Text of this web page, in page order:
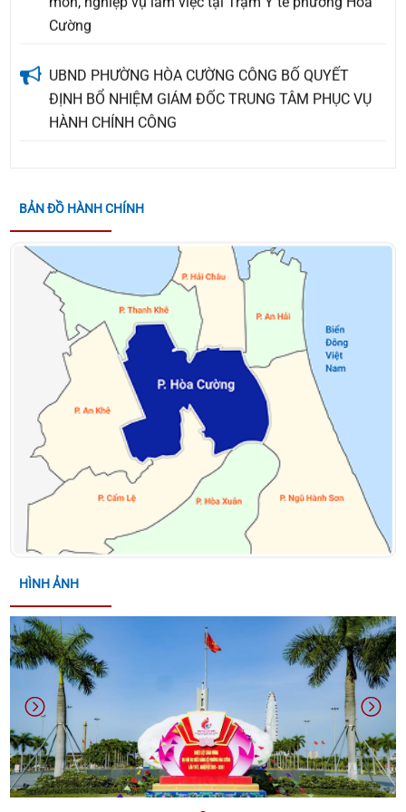
Cường
ĐỊNH BỔ NHIỆM GIÁM ĐỐC TRUNG TÂM PHỤC VỤ
HÀNH CHÍNH CÔNG
ĐẢNG ỦY PHƯỜNG HÒA CƯỜNG, THÀNH PHỐ ĐÀ
NẴNG
Quyết định về việc giao kế hoạch thu, nộp Quỹ
Phòng, chống thiên tai năm 2026
KẾ HOẠCH TỔ CHỨC CUỘC THI TRÌNH DIỄN LÂN -
SƯ - RỒNG HÒA CƯỜNG - ĐÀ NẴNG MỞ RỘNG NĂM
2026
QUYẾT ĐỊNH VỀ VIỆC CÔNG NHẬN CÁC SÁNG KIẾN
NGÀNH GIÁO DỤC VÀ ĐÀO TẠO PHƯỜNG NĂM HỌC
2025-2026 CỦA PHƯỜNG HÒA CƯỜNG
THÔNG BÁO ĐƯỜNG DÂY NÓNG PHỤC VỤ DIFF
THÔNG BÁO ĐĂNG KÝ THAM GIA HỘI CHỢ TRIỂN
LÃM HÀNG CÔNG NGHIỆP NÔNG THÔN – KHƠI
NGUỒN ĐỔI MỚI, THÚC ĐẨY THƯƠNG HIỆU VIỆT
NĂM 2026
THÔNG BÁO THỜI GIAN TỔ CHỨC HỘI NGHỊ KẾT
NỐI GIAO THƯƠNG VÀ TRƯNG BÀY, GIỚI THIỆU SẢN
PHẨM OCOP THÀNH PHỐ ĐÀ NẴNG
BẢN ĐỒ HÀNH CHÍNH
HÌNH ẢNH